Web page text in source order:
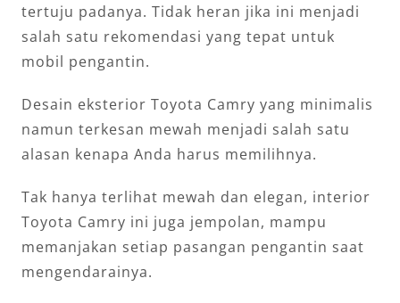
tertuju padanya. Tidak heran jika ini menjadi
salah satu rekomendasi yang tepat untuk
mobil pengantin.
Desain eksterior Toyota Camry yang minimalis
namun terkesan mewah menjadi salah satu
alasan kenapa Anda harus memilihnya.
Tak hanya terlihat mewah dan elegan, interior
Toyota Camry ini juga jempolan, mampu
memanjakan setiap pasangan pengantin saat
mengendarainya.